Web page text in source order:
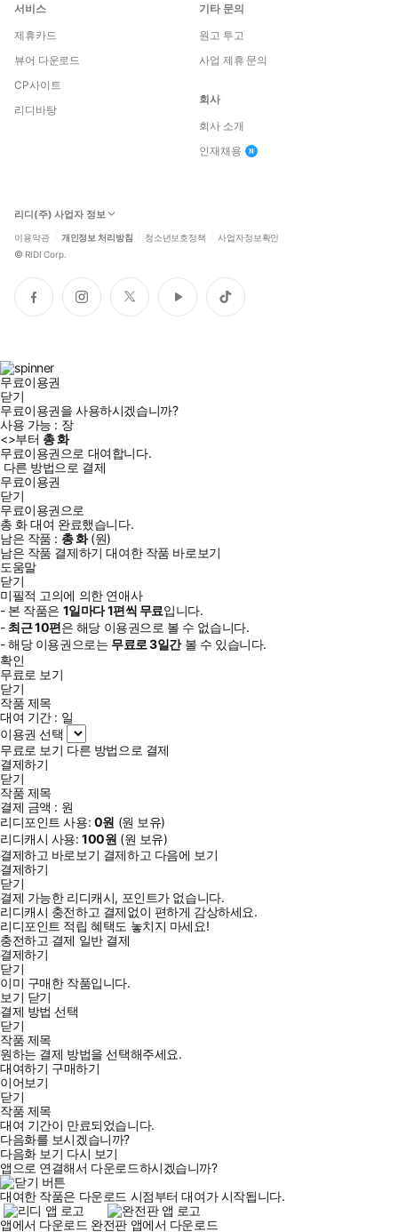
서비스
제휴카드
뷰어 다운로드
CP사이트
리디바탕
기타 문의
원고 투고
사업 제휴 문의
회사
회사 소개
인재채용
리디(주) 사업자 정보
이용약관 개인정보 처리방침 청소년보호정책 사업자정보확인
© RIDI Corp.
페
이
인
스
트
위
유
튜
틱
톡
무료이용권
닫기
무료이용권을 사용하시겠습니까?
사용 가능 : 장
<>부터 총화
무료이용권으로 대여합니다.
다른 방법으로 결제
무료이용권
닫기
무료이용권으로
총 화대여 완료했습니다.
남은 작품 : 총화(원)
남은 작품 결제하기 대여한 작품 바로보기
도움말
닫기
미필적 고의에 의한 연애사
- 본 작품은 1일마다1편씩 무료입니다.
- 최근10편은 해당 이용권으로 볼 수 없습니다.
- 해당 이용권으로는 무료로3일간볼 수 있습니다.
확인
무료로 보기
닫기
작품 제목
대여 기간 : 일
이용권 선택
무료로 보기 다른 방법으로 결제
결제하기
닫기
작품 제목
결제 금액 : 원
리디포인트 사용: 0원 (원 보유)
리디캐시 사용:100원 (원 보유)
결제하고 바로보기 결제하고 다음에 보기
결제하기
닫기
결제 가능한 리디캐시, 포인트가 없습니다.
리디캐시 충전하고 결제없이 편하게 감상하세요.
리디포인트 적립 혜택도 놓치지 마세요!
충전하고 결제 일반 결제
결제하기
닫기
이미 구매한 작품입니다.
보기 닫기
결제 방법 선택
닫기
작품 제목
원하는 결제 방법을 선택해주세요.
대여하기 구매하기
이어보기
닫기
작품 제목
대여 기간이 만료되었습니다.
다음화를 보시겠습니까?
다음화 보기 다시 보기
앱으로 연결해서 다운로드하시겠습니까?
대여한 작품은 다운로드 시점부터 대여가 시작됩니다.
앱에서 다운로드 완전판 앱에서 다운로드